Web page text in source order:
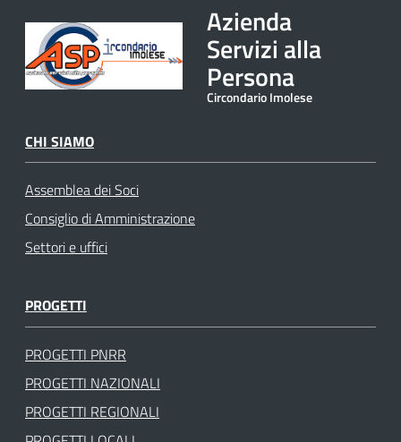
Azienda
Servizi alla
Persona
Circondario Imolese
CHI SIAMO
Assemblea dei Soci
Consiglio di Amministrazione
Settori e uffici
PROGETTI
PROGETTI PNRR
PROGETTI NAZIONALI
PROGETTI REGIONALI